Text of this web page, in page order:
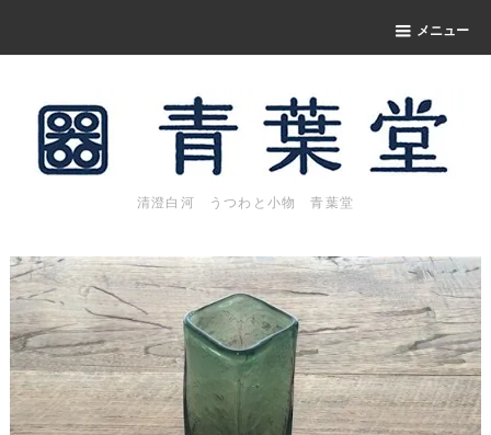
メニュー
清澄白河 うつわと小物 青葉堂